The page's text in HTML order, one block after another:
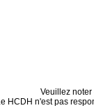
Veuillez
HCDH n'est pas